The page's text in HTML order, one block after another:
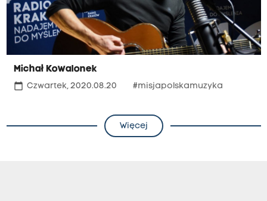
Michał Kowalonek
calendar_today Czwartek, 2020.08.20 #misjapolskamuzyka
Więcej